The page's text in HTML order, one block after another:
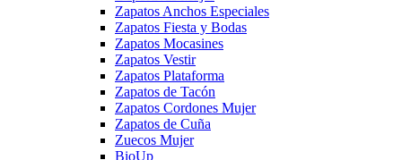
Zapatos Anchos Especiales
Zapatos Fiesta y Bodas
Zapatos Mocasines
Zapatos Vestir
Zapatos Plataforma
Zapatos de Tacón
Zapatos Cordones Mujer
Zapatos de Cuña
Zuecos Mujer
BioUp